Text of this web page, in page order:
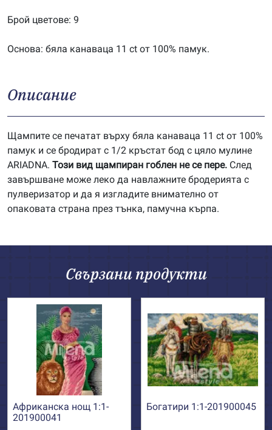
Брой цветове: 9
Основа: бяла канаваца 11 ct от 100% памук.
Описание
Щампите се печатат върху бяла канаваца 11 ct от 100%
памук и се бродират с 1/2 кръстат бод с цяло мулине
ARIADNA. Този вид щампиран гоблен не се пере. След
завършване може леко да навлажните бродерията с
пулверизатор и да я изгладите внимателно от
опаковата страна през тънка, памучна кърпа.
Свързани продукти
Африканска нощ 1:1-
201900041
Богатири 1:1-201900045